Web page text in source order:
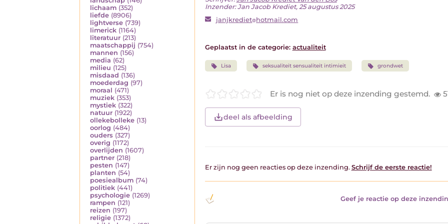
lichaam (352)
liefde (8906)
lightverse (739)
limerick (1164)
literatuur (213)
maatschappij (754)
mannen (156)
media (62)
milieu (125)
misdaad (136)
moederdag (97)
moraal (471)
muziek (353)
mystiek (322)
natuur (1922)
ollekebolleke (13)
oorlog (484)
ouders (327)
overig (1172)
overlijden (1607)
partner (218)
pesten (147)
planten (54)
poesiealbum (74)
politiek (441)
psychologie (1269)
rampen (121)
reizen (197)
religie (1372)
Inzender: Jan Jacob Krediet, 25 augustus 2025
janjkrediet hotmail.com
Geplaatst in de categorie: actualiteit
Lisa seksualiteit sensualiteit intimieit grondwet
Er is nog niet op deze inzending gestemd.
deel als afbeelding
Er zijn nog geen reacties op deze inzending. Schrijf de eerste reactie!
Geef je reactie op deze